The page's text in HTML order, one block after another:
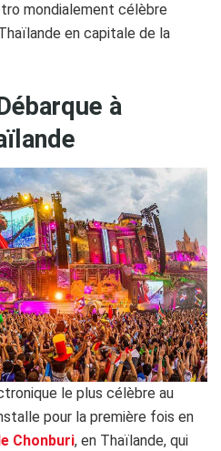
mondialement célèbre
en capitale de la
à
le plus célèbre au
pour la première fois en
Chonburi, en Thaïlande, qui